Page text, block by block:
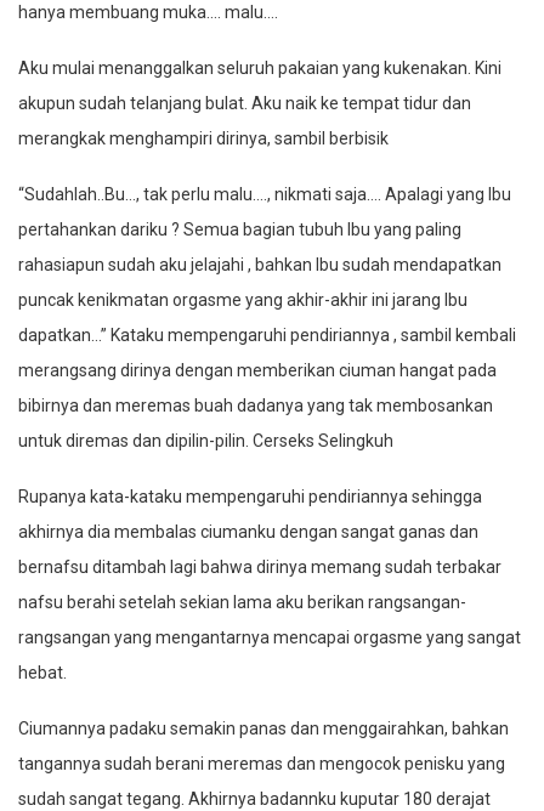
hanya membuang muka…. malu….
Aku mulai menanggalkan seluruh pakaian yang kukenakan. Kini
akupun sudah telanjang bulat. Aku naik ke tempat tidur dan
merangkak menghampiri dirinya, sambil berbisik
“Sudahlah..Bu…, tak perlu malu…., nikmati saja…. Apalagi yang Ibu
pertahankan dariku ? Semua bagian tubuh Ibu yang paling
rahasiapun sudah aku jelajahi , bahkan Ibu sudah mendapatkan
puncak kenikmatan orgasme yang akhir-akhir ini jarang Ibu
dapatkan…” Kataku mempengaruhi pendiriannya , sambil kembali
merangsang dirinya dengan memberikan ciuman hangat pada
bibirnya dan meremas buah dadanya yang tak membosankan
untuk diremas dan dipilin-pilin. Cerseks Selingkuh
Rupanya kata-kataku mempengaruhi pendiriannya sehingga
akhirnya dia membalas ciumanku dengan sangat ganas dan
bernafsu ditambah lagi bahwa dirinya memang sudah terbakar
nafsu berahi setelah sekian lama aku berikan rangsangan-
rangsangan yang mengantarnya mencapai orgasme yang sangat
hebat.
Ciumannya padaku semakin panas dan menggairahkan, bahkan
tangannya sudah berani meremas dan mengocok penisku yang
sudah sangat tegang. Akhirnya badannku kuputar 180 derajat